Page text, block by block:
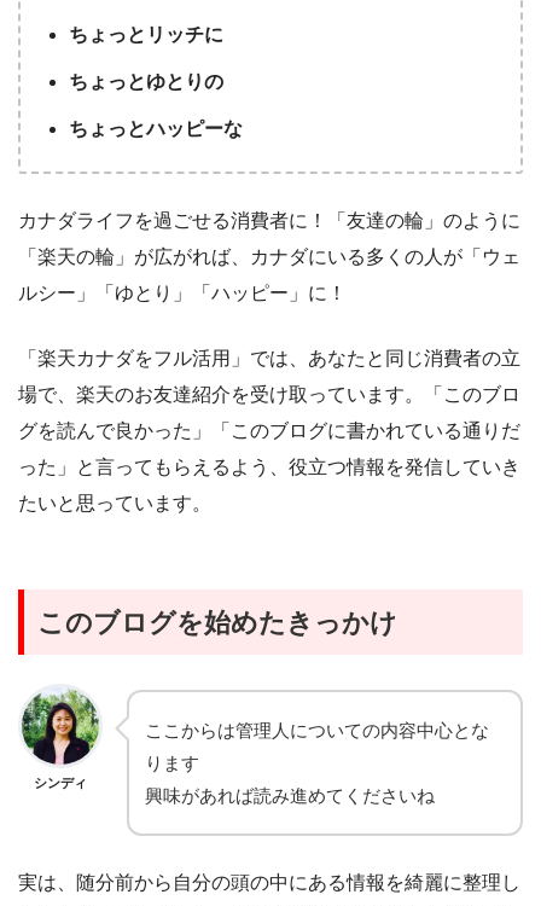
ちょっとリッチに
ちょっとゆとりの
ちょっとハッピーな
カナダライフを過ごせる消費者に！「友達の輪」のように
「楽天の輪」が広がれば、カナダにいる多くの人が「ウェ
ルシー」「ゆとり」「ハッピー」に！
「楽天カナダをフル活用」では、あなたと同じ消費者の立
場で、楽天のお友達紹介を受け取っています。「このブロ
グを読んで良かった」「このブログに書かれている通りだ
った」と言ってもらえるよう、役立つ情報を発信していき
たいと思っています。
このブログを始めたきっかけ
シンディ
ここからは管理人についての内容中心とな
ります
興味があれば読み進めてくださいね
実は、随分前から自分の頭の中にある情報を綺麗に整理し